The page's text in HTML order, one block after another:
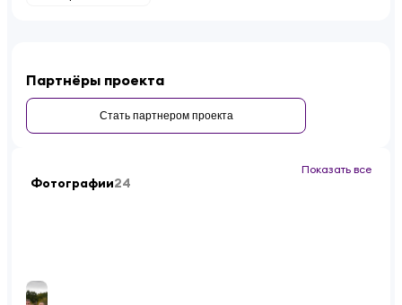
Партнёры проекта
Стать партнером проекта
Фотографии24
Показать все